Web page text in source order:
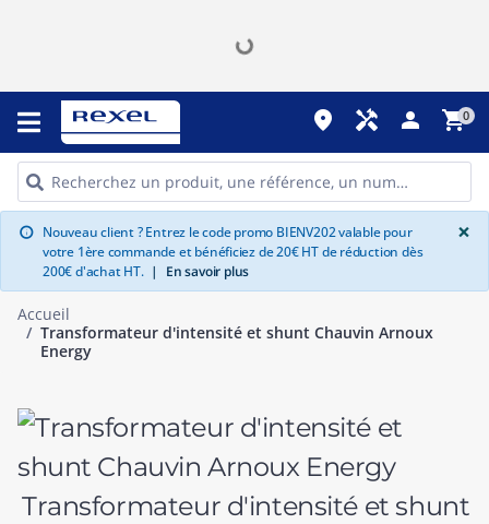
place handyman person shopping_cart0
info Nouveau client ? Entrez le code promo BIENV202 valable pour
votre 1ère commande et bénéficiez de 20€ HT de réduction dès
200€ d'achat HT. | En savoir plus
×
Accueil
Transformateur d'intensité et shunt Chauvin Arnoux
Energy
Transformateur d'intensité et shunt